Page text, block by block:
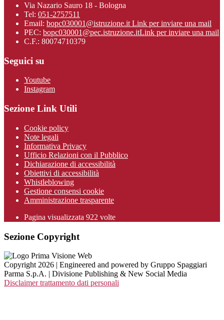
Via Nazario Sauro 18 - Bologna
Tel: 051-2757511
Email: bopc030001@istruzione.it Link per inviare una mail
PEC: bopc030001@pec.istruzione.itLink per inviare una mail
C.F.: 80074710379
Seguici su
Youtube
Instagram
Sezione Link Utili
Cookie policy
Note legali
Informativa Privacy
Ufficio Relazioni con il Pubblico
Dichiarazione di accessibilità
Obiettivi di accessibilità
Whistleblowing
Gestione consensi cookie
Amministrazione trasparente
Pagina visualizzata 922 volte
Sezione Copyright
Copyright 2026 | Engineered and powered by Gruppo Spaggiari
Parma S.p.A. | Divisione Publishing & New Social Media
Disclaimer trattamento dati personali